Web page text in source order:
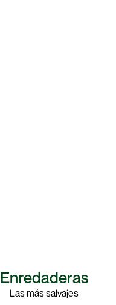
Enredaderas
Las más salvajes